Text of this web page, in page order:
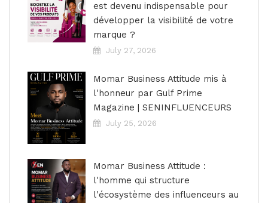
est devenu indispensable pour
développer la visibilité de votre
marque ?
July 27, 2026
Momar Business Attitude mis à
l'honneur par Gulf Prime
Magazine | SENINFLUENCEURS
July 25, 2026
Momar Business Attitude :
l'homme qui structure
l'écosystème des influenceurs au